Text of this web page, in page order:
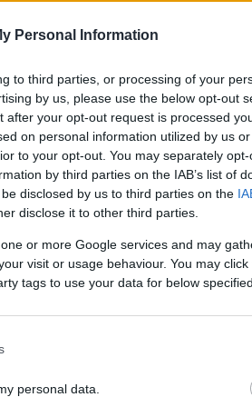
Personal Information
to third parties, or processing of your
by us, please use the below opt-out
after your opt-out request is processed
on personal information utilized by us
to your opt-out. You may separately
by third parties on the IAB’s list of
disclosed by us to third parties on the
disclose it to other third parties.
or more Google services and may
visit or usage behaviour. You may
tags to use your data for below
personal data.
éghajlatról,
keretrendszerére épül,
is.
- felelősség a földért'címmel
meg, beszélgetést
a gyerekek a vízcseppről
és az éghajlattal, míg Bocsó
címmel tart
Kerényi Ferenc
Az intézmény
nőkért című figyelemfelkeltő